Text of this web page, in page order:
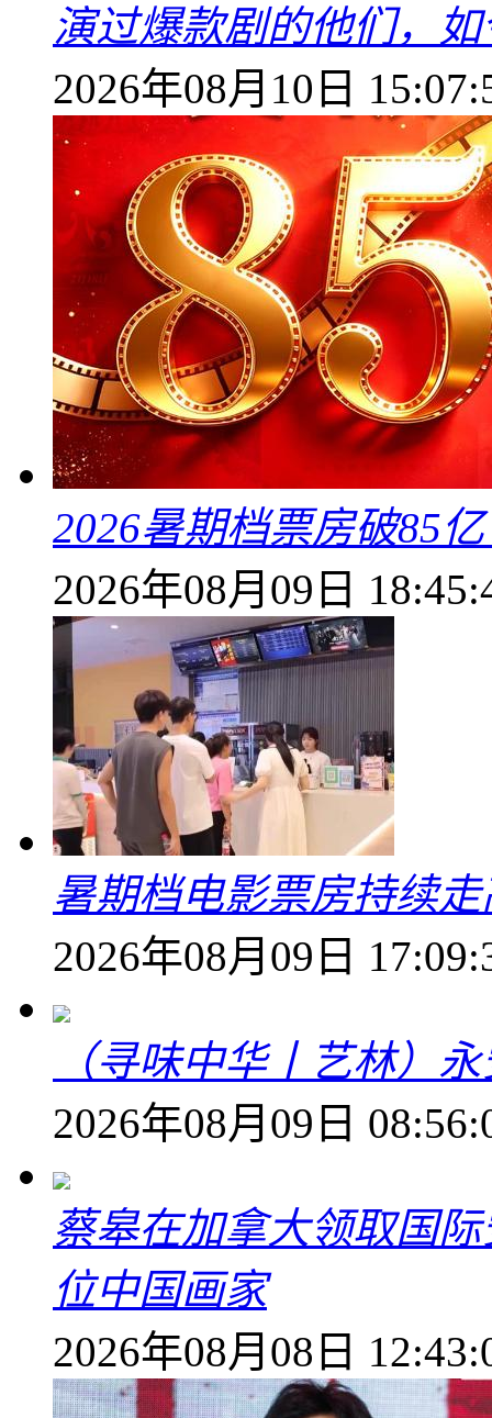
演过爆款剧的他们，
2026年08月10日
2026暑期档票房破85
2026年08月09日
暑期档电影票房持续
2026年08月09日
（寻味中华丨艺林）
2026年08月09日
蔡皋在加拿大领取国
位中国画家
2026年08月08日